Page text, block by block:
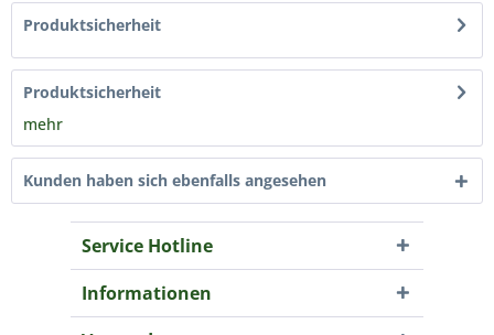
Produktsicherheit
Produktsicherheit
mehr
Kunden haben sich ebenfalls angesehen
Service Hotline
Informationen